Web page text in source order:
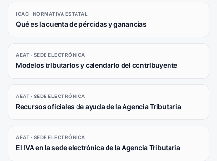
ICAC · NORMATIVA ESTATAL
Qué es la cuenta de pérdidas y ganancias
AEAT · SEDE ELECTRÓNICA
Modelos tributarios y calendario del contribuyente
AEAT · SEDE ELECTRÓNICA
Recursos oficiales de ayuda de la Agencia Tributaria
AEAT · SEDE ELECTRÓNICA
El IVA en la sede electrónica de la Agencia Tributaria